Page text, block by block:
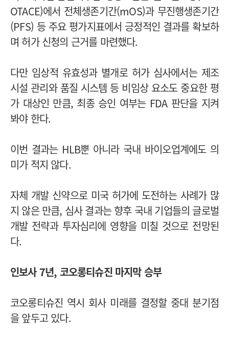
OTACE)에서 전체생존기간(mOS)과 무진행생존기간
(PFS) 등 주요 평가지표에서 긍정적인 결과를 확보하
며 허가 신청의 근거를 마련했다.
다만 임상적 유효성과 별개로 허가 심사에서는 제조
시설 관리와 품질 시스템 등 비임상 요소도 중요한 평
가 대상인 만큼, 최종 승인 여부는 FDA 판단을 지켜
봐야 한다.
이번 결과는 HLB뿐 아니라 국내 바이오업계에도 의
미가 적지 않다.
자체 개발 신약으로 미국 허가에 도전하는 사례가 많
지 않은 만큼, 심사 결과는 향후 국내 기업들의 글로벌
개발 전략과 투자심리에 영향을 미칠 것으로 전망된
다.
인보사 7년, 코오롱티슈진 마지막 승부
코오롱티슈진 역시 회사 미래를 결정할 중대 분기점
을 앞두고 있다.